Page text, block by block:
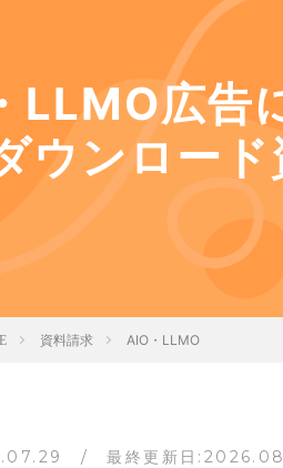
LLMO広告
ウンロード
資料請求 AIO・LLMO
/ 最終更新日